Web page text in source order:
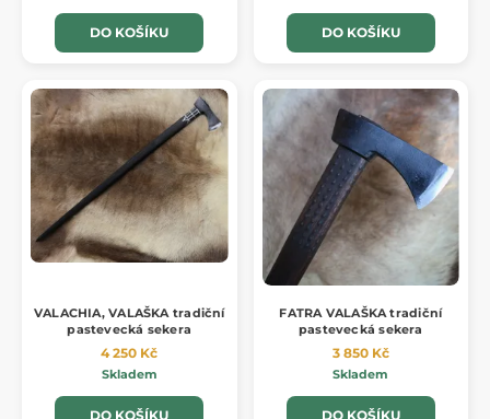
DO KOŠÍKU DO KOŠÍKU
VALACHIA, VALAŠKA tradiční
pastevecká sekera
4 250 Kč
Skladem
DO KOŠÍKU
FATRA VALAŠKA tradiční
pastevecká sekera
3 850 Kč
Skladem
DO KOŠÍKU